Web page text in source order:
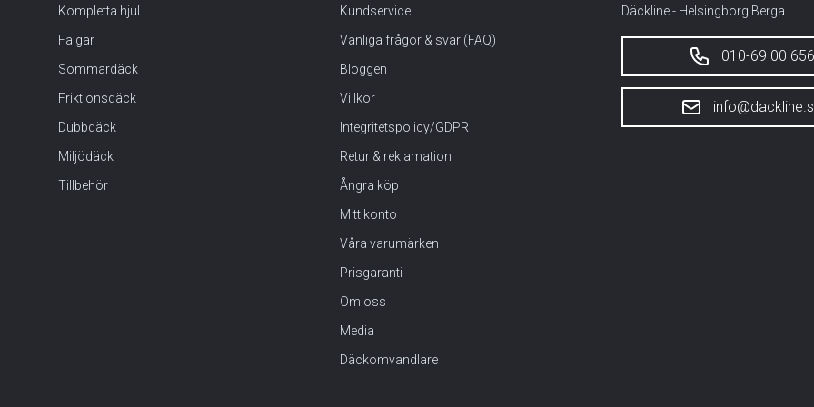
Kompletta hjul
Fälgar
Sommardäck
Friktionsdäck
Dubbdäck
Miljödäck
Tillbehör
Kundservice
Vanliga frågor & svar (FAQ)
Bloggen
Villkor
Integritetspolicy/GDPR
Retur & reklamation
Ångra köp
Mitt konto
Våra varumärken
Prisgaranti
Om oss
Media
Däckomvandlare
Däckline - Helsingborg Berga
010-69 00 656